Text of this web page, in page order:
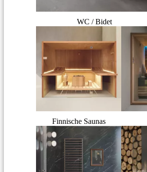
WC / Bidet
Finnische Saunas